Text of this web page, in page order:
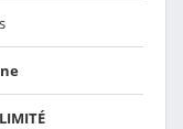
LIMITÉ